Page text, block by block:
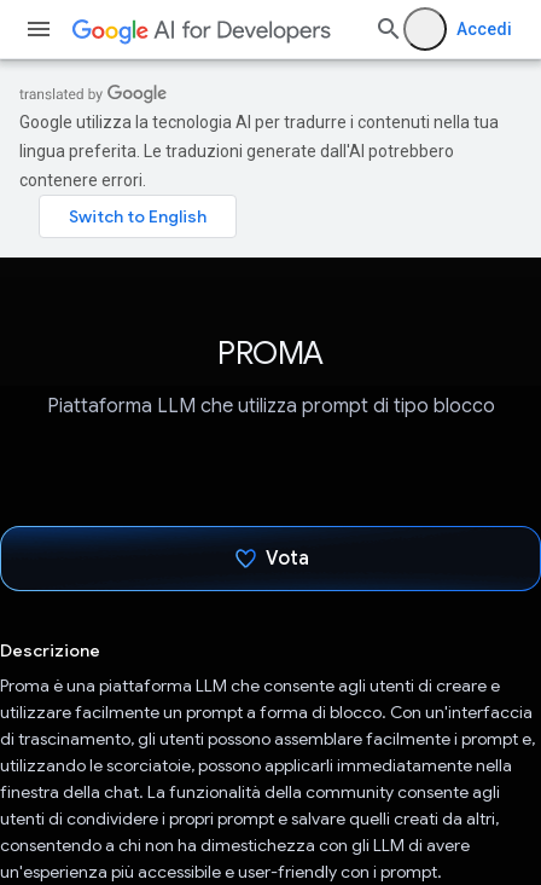
Accedi
Google utilizza la tecnologia AI per tradurre i contenuti nella tua
lingua preferita. Le traduzioni generate dall'AI potrebbero
contenere errori.
PROMA
Piattaforma LLM che utilizza prompt di tipo blocco
Vota
Descrizione
Proma è una piattaforma LLM che consente agli utenti di creare e
utilizzare facilmente un prompt a forma di blocco. Con un'interfaccia
di trascinamento, gli utenti possono assemblare facilmente i prompt e,
utilizzando le scorciatoie, possono applicarli immediatamente nella
finestra della chat. La funzionalità della community consente agli
utenti di condividere i propri prompt e salvare quelli creati da altri,
consentendo a chi non ha dimestichezza con gli LLM di avere
un'esperienza più accessibile e user-friendly con i prompt.